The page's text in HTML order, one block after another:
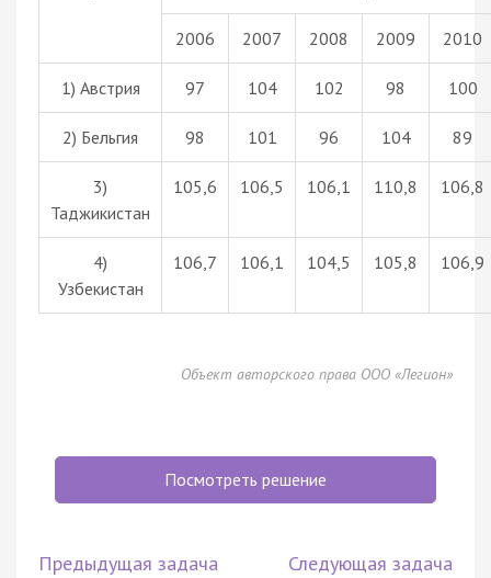
2006 2007 2008 2009 2010
1) Австрия 97 104 102 98 100
2) Бельгия 98 101 96 104 89
3)
Таджикистан
105,6 106,5 106,1 110,8 106,8
4)
Узбекистан
106,7 106,1 104,5 105,8 106,9
Объект авторского права ООО «Легион»
Посмотреть решение
Предыдущая задача Следующая задача